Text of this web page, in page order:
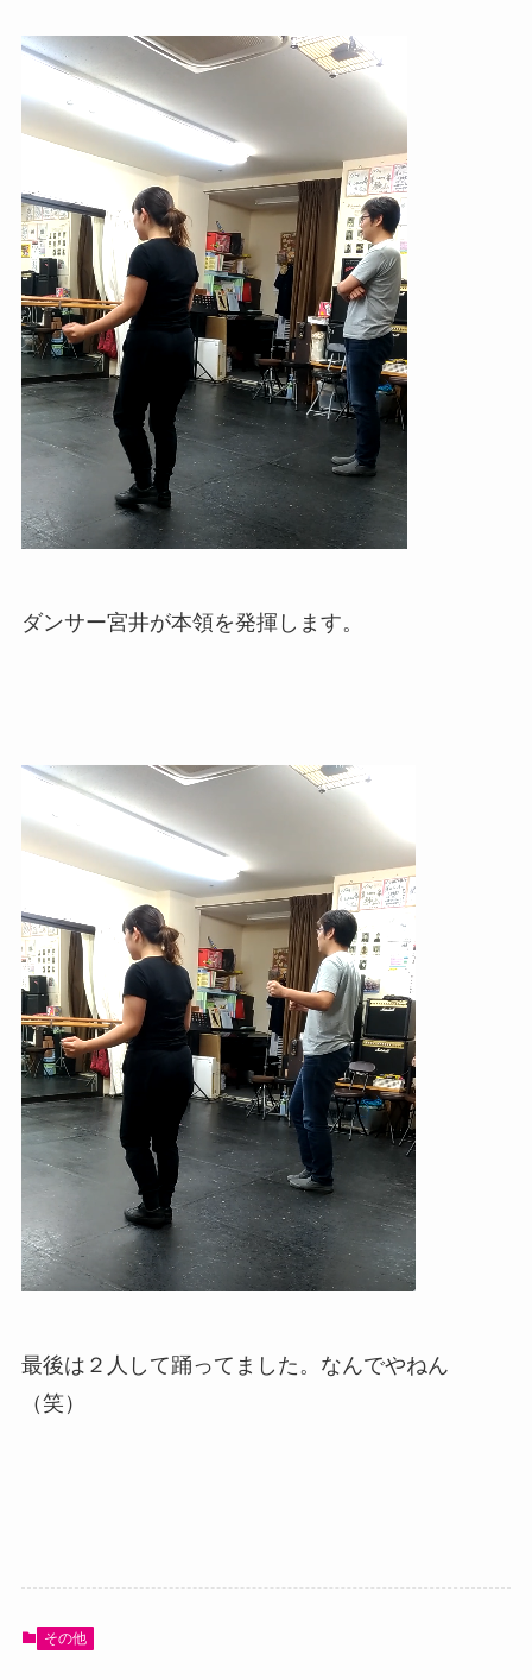
ダンサー宮井が本領を発揮します。
最後は２人して踊ってました。なんでやねん
（笑）
その他